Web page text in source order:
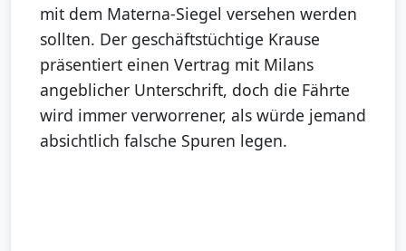
mit dem Materna-Siegel versehen werden
sollten. Der geschäftstüchtige Krause
präsentiert einen Vertrag mit Milans
angeblicher Unterschrift, doch die Fährte
wird immer verworrener, als würde jemand
absichtlich falsche Spuren legen.